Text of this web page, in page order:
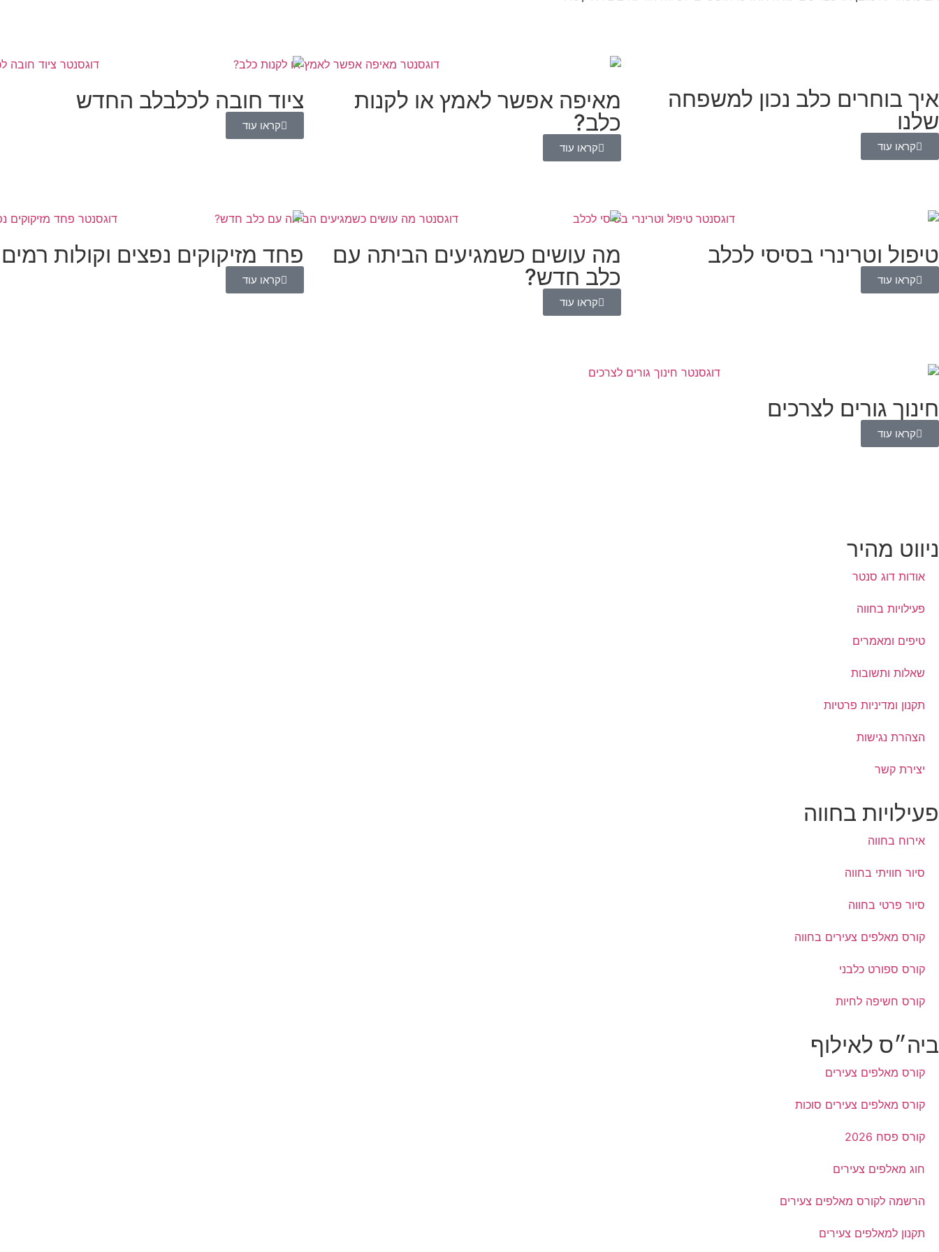
איך בוחרים כלב נכון למשפחה
שלנו
קראו עוד
מאיפה אפשר לאמץ או לקנות
כלב?
קראו עוד
ציוד חובה לכלבלב החדש
קראו עוד
טיפול וטרינרי בסיסי לכלב
קראו עוד
מה עושים כשמגיעים הביתה עם
כלב חדש?
קראו עוד
פחד מזיקוקים נפצים וקולות רמים
קראו עוד
חינוך גורים לצרכים
קראו עוד
ניווט מהיר
אודות דוג סנטר
פעילויות בחווה
טיפים ומאמרים
שאלות ותשובות
תקנון ומדיניות פרטיות
הצהרת נגישות
יצירת קשר
פעילויות בחווה
אירוח בחווה
סיור חוויתי בחווה
סיור פרטי בחווה
קורס מאלפים צעירים בחווה
קורס ספורט כלבני
קורס חשיפה לחיות
ביה״ס לאילוף
קורס מאלפים צעירים
קורס מאלפים צעירים סוכות
קורס פסח 2026
חוג מאלפים צעירים
הרשמה לקורס מאלפים צעירים
תקנון למאלפים צעירים